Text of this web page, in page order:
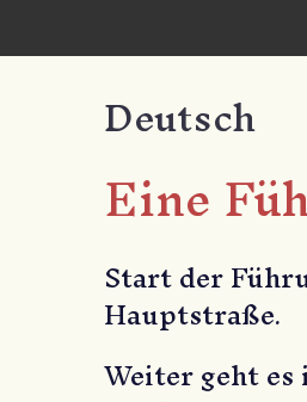
Deutsch
Eine
Start der
Hauptstraße.
Weiter geht